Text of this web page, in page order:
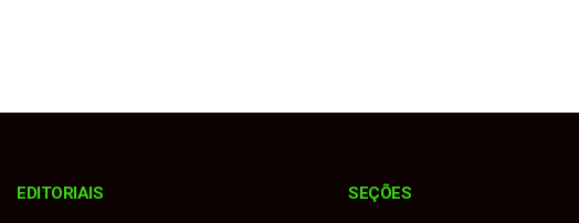
EDITORIAIS SEÇÕES